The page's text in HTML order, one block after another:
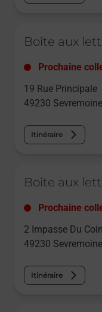
Boîte aux
Prochaine
19 Rue Principale
49230 Sevremoine
Itinéraire
Boîte aux
Prochaine
2 Impasse Du
49230 Sevremoine
Itinéraire